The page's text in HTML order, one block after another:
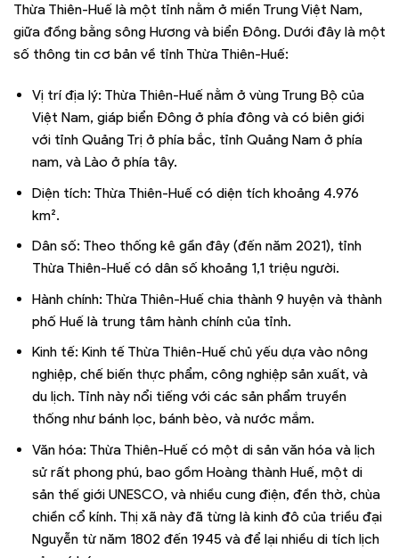
Thừa Thiên-Huế là một tỉnh nằm ở miền Trung Việt Nam,
giữa đồng bằng sông Hương và biển Đông. Dưới đây là một
số thông tin cơ bản về tỉnh Thừa Thiên-Huế:
Vị trí địa lý: Thừa Thiên-Huế nằm ở vùng Trung Bộ của
Việt Nam, giáp biển Đông ở phía đông và có biên giới
với tỉnh Quảng Trị ở phía bắc, tỉnh Quảng Nam ở phía
nam, và Lào ở phía tây.
Diện tích: Thừa Thiên-Huế có diện tích khoảng 4.976
km².
Dân số: Theo thống kê gần đây (đến năm 2021), tỉnh
Thừa Thiên-Huế có dân số khoảng 1,1 triệu người.
Hành chính: Thừa Thiên-Huế chia thành 9 huyện và thành
phố Huế là trung tâm hành chính của tỉnh.
Kinh tế: Kinh tế Thừa Thiên-Huế chủ yếu dựa vào nông
nghiệp, chế biến thực phẩm, công nghiệp sản xuất, và
du lịch. Tỉnh này nổi tiếng với các sản phẩm truyền
thống như bánh lọc, bánh bèo, và nước mắm.
Văn hóa: Thừa Thiên-Huế có một di sản văn hóa và lịch
sử rất phong phú, bao gồm Hoàng thành Huế, một di
sản thế giới UNESCO, và nhiều cung điện, đền thờ, chùa
chiền cổ kính. Thị xã này đã từng là kinh đô của triều đại
Nguyễn từ năm 1802 đến 1945 và để lại nhiều di tích lịch